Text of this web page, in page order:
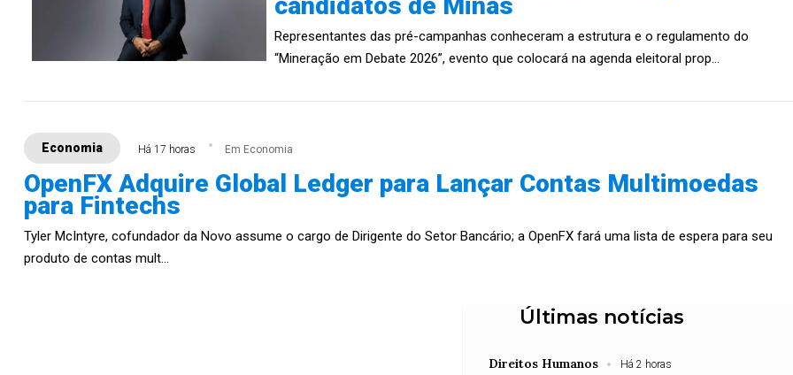
Representantes das pré-campanhas conheceram a estrutura e o regulamento do
“Mineração em Debate 2026”, evento que colocará na agenda eleitoral prop...
Economia Há 17 horas Em Economia
OpenFX Adquire Global Ledger para Lançar Contas Multimoedas
para Fintechs
Tyler McIntyre, cofundador da Novo assume o cargo de Dirigente do Setor Bancário; a OpenFX fará uma lista de espera para seu
produto de contas mult...
Últimas notícias
Direitos Humanos Há 2 horas